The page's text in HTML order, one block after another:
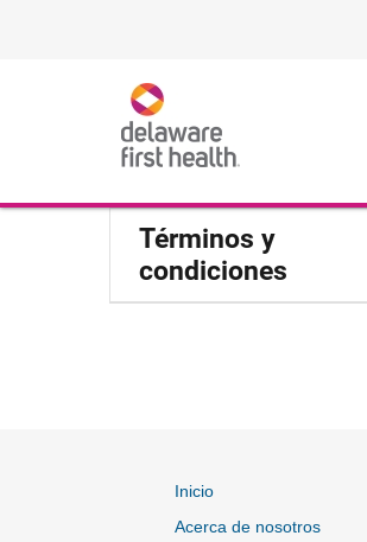
Términos y
condiciones
Inicio
Acerca de nosotros